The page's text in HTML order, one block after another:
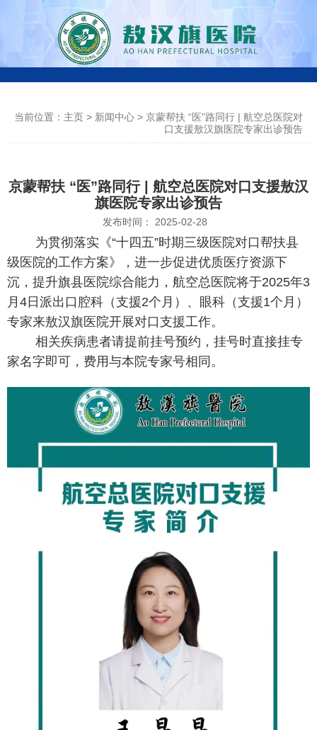
0
4
7
6
-
4
3
0
0
0
0
5
当前位置：主页 > 新闻中心 > 京蒙帮扶 “医”路同行 | 航空总医院对
口支援敖汉旗医院专家出诊预告
京蒙帮扶 “医”路同行 | 航空总医院对口支援敖汉
旗医院专家出诊预告
发布时间： 2025-02-28
为贯彻落实《“十四五”时期三级医院对口帮扶县
级医院的工作方案》，进一步促进优质医疗资源下
沉，提升旗县医院综合能力，航空总医院将于2025年3
月4日派出口腔科（支援2个月）、眼科（支援1个月）
专家来敖汉旗医院开展对口支援工作。
相关疾病患者请提前挂号预约，挂号时直接挂专
家名字即可，费用与本院专家号相同。